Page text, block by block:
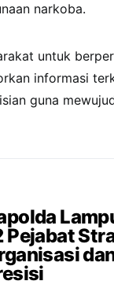
narkoba.
untuk
informasi
guna
Pejabat